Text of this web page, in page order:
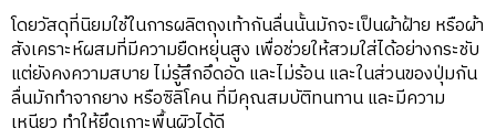
โดยวัสดุที่นิยมใช้ในการผลิตถุงเท้ากันลื่นนั้นมักจะเป็นผ้าฝ้าย หรือผ้า
สังเคราะห์ผสมที่มีความยืดหยุ่นสูง เพื่อช่วยให้สวมใส่ได้อย่างกระชับ
แต่ยังคงความสบาย ไม่รู้สึกอึดอัด และไม่ร้อน และในส่วนของปุ่มกัน
ลื่นมักทำจากยาง หรือซิลิโคน ที่มีคุณสมบัติทนทาน และมีความ
เหนียว ทำให้ยึดเกาะพื้นผิวได้ดี